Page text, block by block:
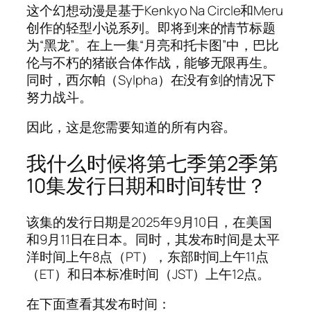
这个幻想动漫是基于Kenkyo Na Circle和Meru
创作的轻型小说系列。即将到来的情节标题
为“黑龙”。在上一集“月亮和托卡图”中，巴比
伦与不朽的猪嵌合体作战，能够无限再生。
同时，西尔帕（Sylpha）在没有剑的情况下
努力战斗。
因此，这是您需要知道的所有内容。
我什么时候将第七季第2季第
10集发行日期和时间转世？
该集的发行日期是2025年9月10日，在美国
和9月11日在日本。同时，其发布时间是太平
洋时间上午8点（PT），东部时间上午11点
（ET）和日本标准时间（JST）上午12点。
在下面查看其发布时间：